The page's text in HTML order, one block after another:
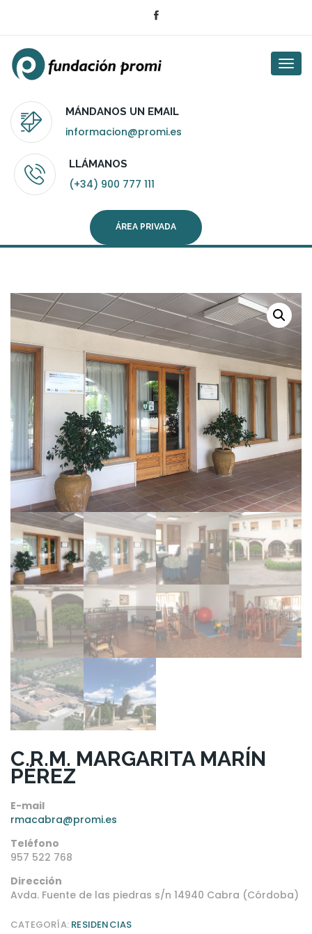
MÁNDANOS UN EMAIL
informacion@promi.es
LLÁMANOS
(+34) 900 777 111
ÁREA PRIVADA
C.R.M. MARGARITA MARÍN
PÉREZ
E-mail
rmacabra@promi.es
Teléfono
957 522 768
Dirección
Avda. Fuente de las piedras s/n 14940 Cabra (Córdoba)
CATEGORÍA: RESIDENCIAS